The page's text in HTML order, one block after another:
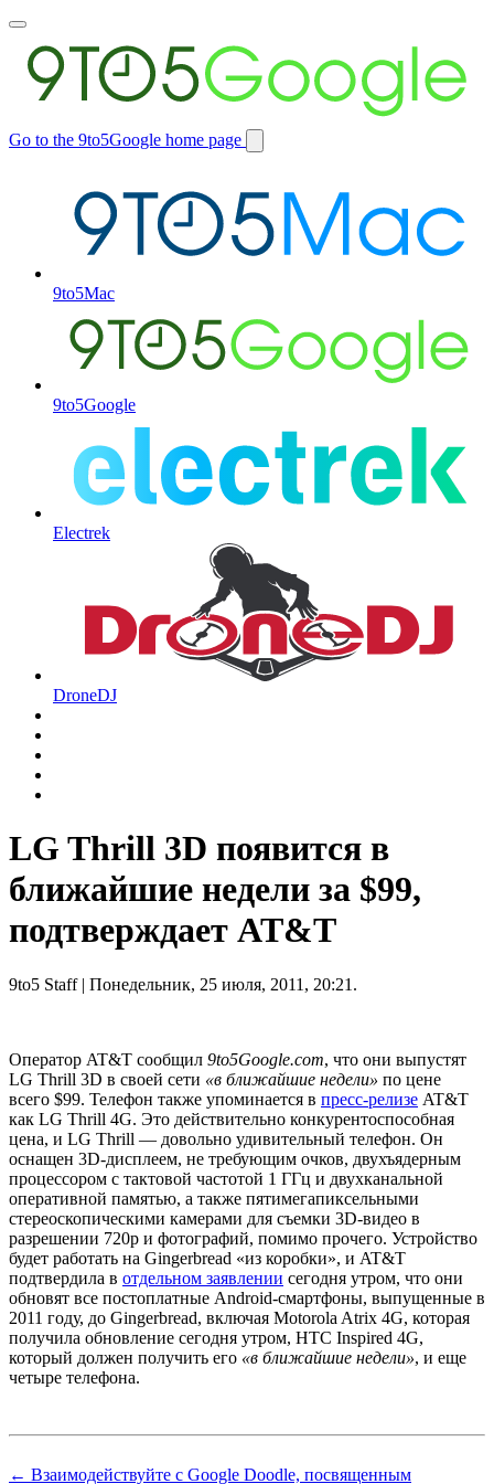
Toggle
main
menu
Go to the 9to5Google home page
Switch
9to5Mac
9to5Google
Electrek
DroneDJ
LG Thrill 3D появится в
ближайшие недели за $99,
подтверждает AT&T
9to5 Staff| Понедельник, 25 июля, 2011, 20:21.
Оператор AT&T сообщил 9to5Google.com, что они выпустят
LG Thrill 3D в своей сети «в ближайшие недели» по цене
всего $99. Телефон также упоминается в пресс-релизе AT&T
как LG Thrill 4G. Это действительно конкурентоспособная
цена, и LG Thrill — довольно удивительный телефон. Он
оснащен 3D-дисплеем, не требующим очков, двухъядерным
процессором с тактовой частотой 1 ГГц и двухканальной
оперативной памятью, а также пятимегапиксельными
стереоскопическими камерами для съемки 3D-видео в
разрешении 720p и фотографий, помимо прочего. Устройство
будет работать на Gingerbread «из коробки», и AT&T
подтвердила в отдельном заявлении сегодня утром, что они
обновят все постоплатные Android-смартфоны, выпущенные в
2011 году, до Gingerbread, включая Motorola Atrix 4G, которая
получила обновление сегодня утром, HTC Inspired 4G,
который должен получить его «в ближайшие недели», и еще
четыре телефона.
← Взаимодействуйте с Google Doodle, посвященным